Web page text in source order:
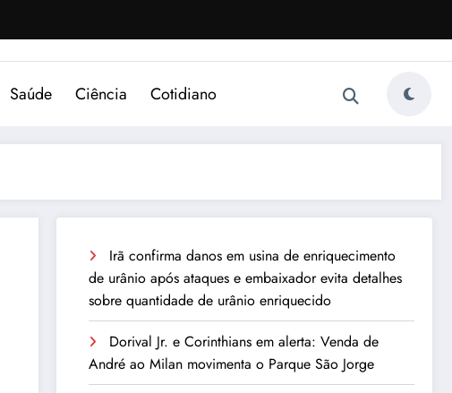
Saúde Ciência Cotidiano
Irã confirma danos em usina de enriquecimento
de urânio após ataques e embaixador evita detalhes
sobre quantidade de urânio enriquecido
Dorival Jr. e Corinthians em alerta: Venda de
André ao Milan movimenta o Parque São Jorge